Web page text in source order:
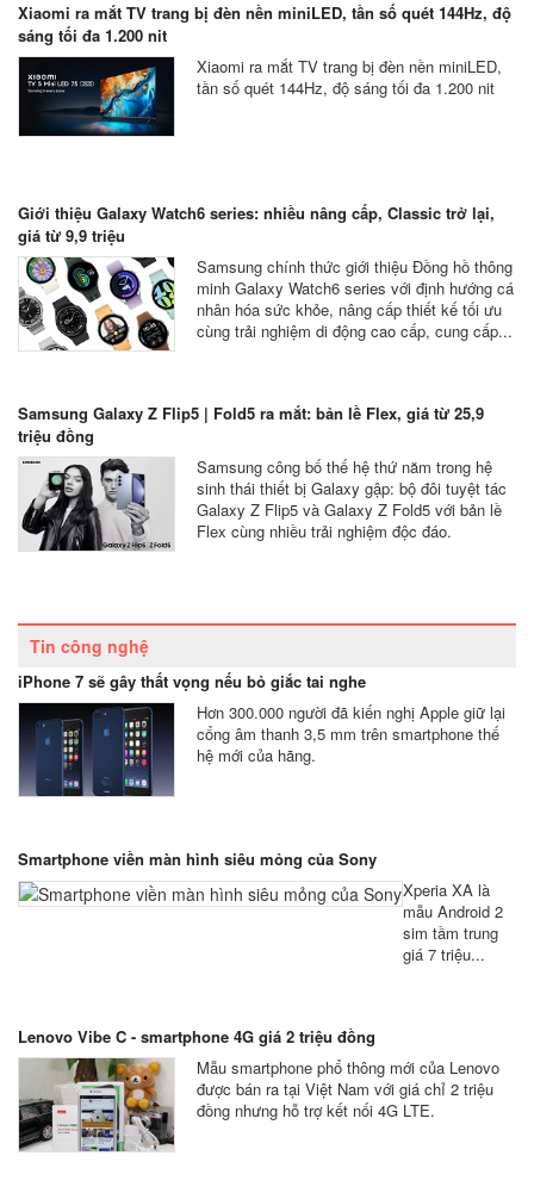
Xiaomi ra mắt TV trang bị đèn nền miniLED, tần số quét 144Hz, độ
sáng tối đa 1.200 nit
Xiaomi ra mắt TV trang bị đèn nền miniLED,
tần số quét 144Hz, độ sáng tối đa 1.200 nit
Giới thiệu Galaxy Watch6 series: nhiều nâng cấp, Classic trở lại,
giá từ 9,9 triệu
Samsung chính thức giới thiệu Đồng hồ thông
minh Galaxy Watch6 series với định hướng cá
nhân hóa sức khỏe, nâng cấp thiết kế tối ưu
cùng trải nghiệm di động cao cấp, cung cấp...
Samsung Galaxy Z Flip5 | Fold5 ra mắt: bản lề Flex, giá từ 25,9
triệu đồng
Samsung công bố thế hệ thứ năm trong hệ
sinh thái thiết bị Galaxy gập: bộ đôi tuyệt tác
Galaxy Z Flip5 và Galaxy Z Fold5 với bản lề
Flex cùng nhiều trải nghiệm độc đáo.
Tin công nghệ
iPhone 7 sẽ gây thất vọng nếu bỏ giắc tai nghe
Hơn 300.000 người đã kiến nghị Apple giữ lại
cổng âm thanh 3,5 mm trên smartphone thế
hệ mới của hãng.
Smartphone viền màn hình siêu mỏng của Sony
Xperia XA là
mẫu Android 2
sim tầm trung
giá 7 triệu...
Lenovo Vibe C - smartphone 4G giá 2 triệu đồng
Mẫu smartphone phổ thông mới của Lenovo
được bán ra tại Việt Nam với giá chỉ 2 triệu
đồng nhưng hỗ trợ kết nối 4G LTE.